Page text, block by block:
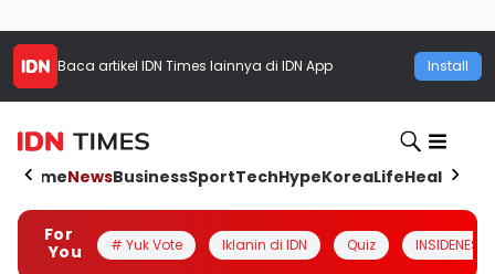
Baca artikel IDN Times lainnya di IDN App Install
HomeNewsBusinessSportTechHypeKoreaLifeHealth
For
You
# Yuk Vote Iklanin di IDN Quiz INSIDENESIA